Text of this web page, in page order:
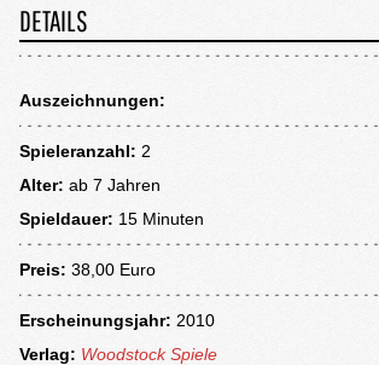
DETAILS
Auszeichnungen:
Spieleranzahl: 2
Alter: ab 7 Jahren
Spieldauer: 15 Minuten
Preis: 38,00 Euro
Erscheinungsjahr: 2010
Verlag: Woodstock Spiele